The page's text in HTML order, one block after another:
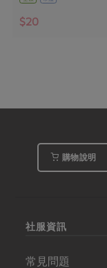
$20
購物說明
社服資訊
常見問題